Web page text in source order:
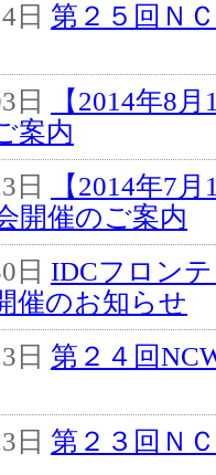
日 第２５回Ｎ
日
【2014年8
案内
日
【2014年7
開催のご案内
日 IDCフロン
催のお知らせ
日 第２４回
日 第２３回Ｎ